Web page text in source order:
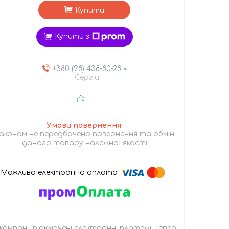
Купити
Купити з
+380 (98) 438-80-28
Сергій
не передбачено повернення та обмін
даного товару належної якості